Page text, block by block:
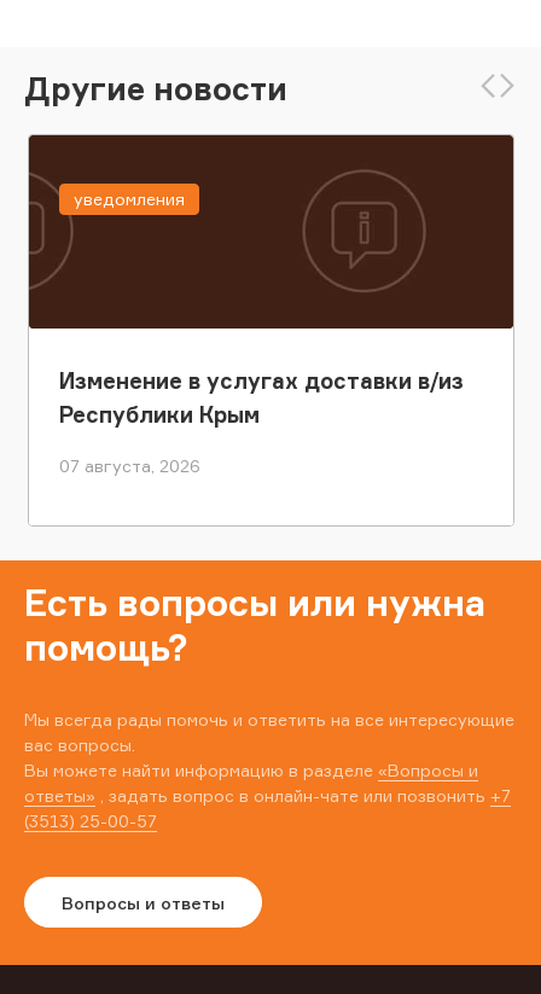
Другие новости
Изменение в услугах доставки в/из
Республики Крым
07 августа, 2026
уведомления
Есть вопросы или нужна
помощь?
Мы всегда рады помочь и ответить на все интересующие
вас вопросы.
Вы можете найти информацию в разделе «Вопросы и
ответы» , задать вопрос в онлайн-чате или позвонить +7
(3513) 25-00-57
Вопросы и ответы